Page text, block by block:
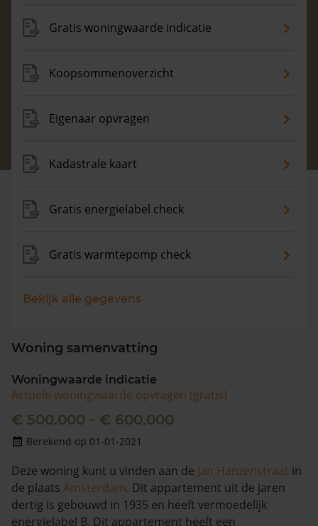
Gratis woningwaarde indicatie
Koopsommenoverzicht
Eigenaar opvragen
Kadastrale kaart
Gratis energielabel check
Gratis warmtepomp check
Bekijk alle gegevens
Woning samenvatting
Woningwaarde indicatie
Actuele woningwaarde opvragen (gratis)
€ 500.000 - € 600.000
Berekend op 01-01-2021
Deze woning kunt u vinden aan de Jan Hanzenstraat in
de plaats Amsterdam. Dit appartement uit de jaren
dertig is gebouwd in 1935 en heeft vermoedelijk
energielabel B. Dit appartement heeft een